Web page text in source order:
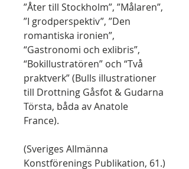
”Åter till Stockholm”, ”Målaren”,
”I grodperspektiv”, ”Den
romantiska ironien”,
“Gastronomi och exlibris”,
“Bokillustratören” och “Två
praktverk” (Bulls illustrationer
till Drottning Gåsfot & Gudarna
Törsta, båda av Anatole
France).
(Sveriges Allmänna
Konstförenings Publikation, 61.)